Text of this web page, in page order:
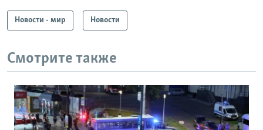
Новости - мир Новости
Смотрите также